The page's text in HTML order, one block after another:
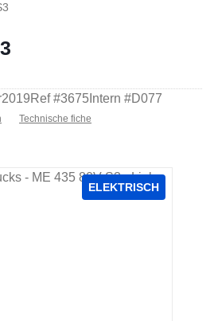
2019Ref #3675 Intern #D077
Technische fiche
overslaan
ELEKTRISCH